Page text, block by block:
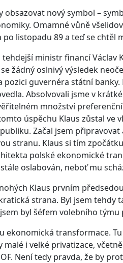
obsazovat nový symbol –
Omamné vůně
listopadu 89 a teď se chtěl
ministr financí Václav
žádný oslnivý výsledek
pozici guvernéra státní
Absolvovali jsme v
množství
úspěchu Klaus zůstal ve
Začal jsem
stranu. Klaus si tím
polské ekonomické
oslabován, neboť mu
Klaus prvním
strana. Byl jsem
byl šéfem volebního týmu
transformace.
i velké privatizace,
Není tedy pravda, že by